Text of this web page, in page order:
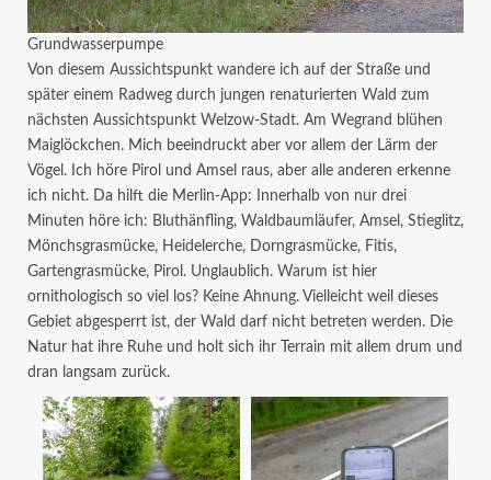
Grundwasserpumpe
Von diesem Aussichtspunkt wandere ich auf der Straße und
später einem Radweg durch jungen renaturierten Wald zum
nächsten Aussichtspunkt Welzow-Stadt. Am Wegrand blühen
Maiglöckchen. Mich beeindruckt aber vor allem der Lärm der
Vögel. Ich höre Pirol und Amsel raus, aber alle anderen erkenne
ich nicht. Da hilft die Merlin-App: Innerhalb von nur drei
Minuten höre ich: Bluthänfling, Waldbaumläufer, Amsel, Stieglitz,
Mönchsgrasmücke, Heidelerche, Dorngrasmücke, Fitis,
Gartengrasmücke, Pirol. Unglaublich. Warum ist hier
ornithologisch so viel los? Keine Ahnung. Vielleicht weil dieses
Gebiet abgesperrt ist, der Wald darf nicht betreten werden. Die
Natur hat ihre Ruhe und holt sich ihr Terrain mit allem drum und
dran langsam zurück.